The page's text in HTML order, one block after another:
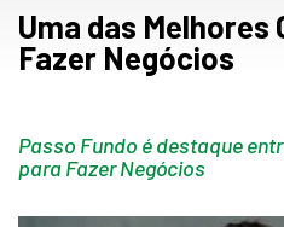
Uma das Melhores
Fazer Negócios
Passo Fundo é destaque
para Fazer Negócios